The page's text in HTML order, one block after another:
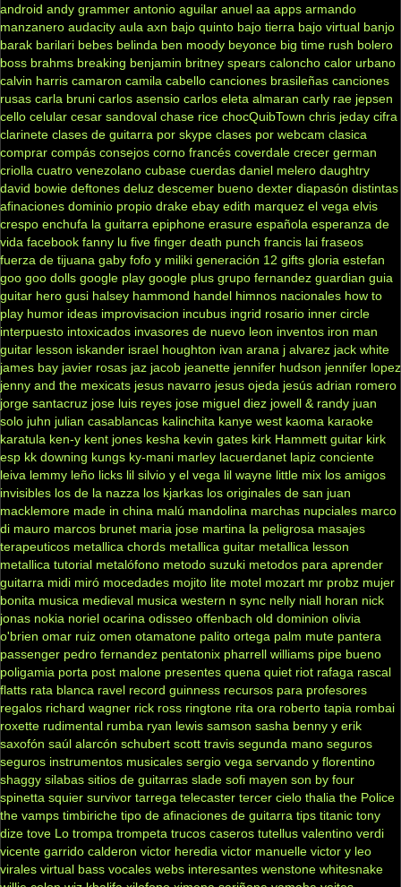
android andy grammer antonio aguilar anuel aa apps armando
manzanero audacity aula axn bajo quinto bajo tierra bajo virtual banjo
barak barilari bebes belinda ben moody beyonce big time rush bolero
boss brahms breaking benjamin britney spears caloncho calor urbano
calvin harris camaron camila cabello canciones brasileñas canciones
rusas carla bruni carlos asensio carlos eleta almaran carly rae jepsen
cello celular cesar sandoval chase rice chocQuibTown chris jeday cifra
clarinete clases de guitarra por skype clases por webcam clasica
comprar compás consejos corno francés coverdale crecer german
criolla cuatro venezolano cubase cuerdas daniel melero daughtry
david bowie deftones deluz descemer bueno dexter diapasón distintas
afinaciones dominio propio drake ebay edith marquez el vega elvis
crespo enchufa la guitarra epiphone erasure española esperanza de
vida facebook fanny lu five finger death punch francis lai fraseos
fuerza de tijuana gaby fofo y miliki generación 12 gifts gloria estefan
goo goo dolls google play google plus grupo fernandez guardian guia
guitar hero gusi halsey hammond handel himnos nacionales how to
play humor ideas improvisacion incubus ingrid rosario inner circle
interpuesto intoxicados invasores de nuevo leon inventos iron man
guitar lesson iskander israel houghton ivan arana j alvarez jack white
james bay javier rosas jaz jacob jeanette jennifer hudson jennifer lopez
jenny and the mexicats jesus navarro jesus ojeda jesús adrian romero
jorge santacruz jose luis reyes jose miguel diez jowell & randy juan
solo juhn julian casablancas kalinchita kanye west kaoma karaoke
karatula ken-y kent jones kesha kevin gates kirk Hammett guitar kirk
esp kk downing kungs ky-mani marley lacuerdanet lapiz conciente
leiva lemmy leño licks lil silvio y el vega lil wayne little mix los amigos
invisibles los de la nazza los kjarkas los originales de san juan
macklemore made in china malú mandolina marchas nupciales marco
di mauro marcos brunet maria jose martina la peligrosa masajes
terapeuticos metallica chords metallica guitar metallica lesson
metallica tutorial metalófono metodo suzuki metodos para aprender
guitarra midi miró mocedades mojito lite motel mozart mr probz mujer
bonita musica medieval musica western n sync nelly niall horan nick
jonas nokia noriel ocarina odisseo offenbach old dominion olivia
o'brien omar ruiz omen otamatone palito ortega palm mute pantera
passenger pedro fernandez pentatonix pharrell williams pipe bueno
poligamia porta post malone presentes quena quiet riot rafaga rascal
flatts rata blanca ravel record guinness recursos para profesores
regalos richard wagner rick ross ringtone rita ora roberto tapia rombai
roxette rudimental rumba ryan lewis samson sasha benny y erik
saxofón saúl alarcón schubert scott travis segunda mano seguros
seguros instrumentos musicales sergio vega servando y florentino
shaggy silabas sitios de guitarras slade sofi mayen son by four
spinetta squier survivor tarrega telecaster tercer cielo thalia the Police
the vamps timbiriche tipo de afinaciones de guitarra tips titanic tony
dize tove Lo trompa trompeta trucos caseros tutellus valentino verdi
vicente garrido calderon victor heredia victor manuelle victor y leo
virales virtual bass vocales webs interesantes wenstone whitesnake